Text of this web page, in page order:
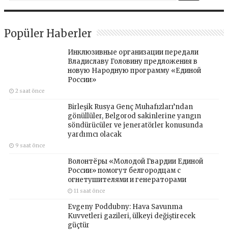
Popüler Haberler
Инклюзивные организации передали
Владиславу Головину предложения в
новую Народную программу «Единой
России»
2 saat önce
Birleşik Rusya Genç Muhafızları’ndan
gönüllüler, Belgorod sakinlerine yangın
söndürücüler ve jeneratörler konusunda
yardımcı olacak
9 saat önce
Волонтёры «Молодой Гвардии Единой
России» помогут белгородцам с
огнетушителями и генераторами
11 saat önce
Evgeny Poddubny: Hava Savunma
Kuvvetleri gazileri, ülkeyi değiştirecek
güçtür